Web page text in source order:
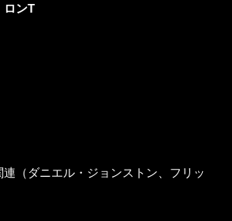
ロンT
（ダニエル・ジョンストン、フリッ